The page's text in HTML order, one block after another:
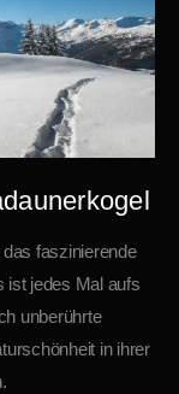
faszinierende
ist jedes Mal aufs
unberührte
in ihrer